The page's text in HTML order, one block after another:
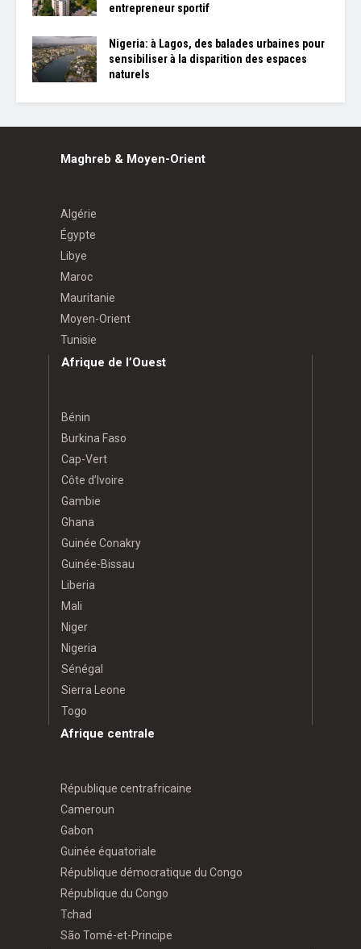
entrepreneur sportif
Nigeria: à Lagos, des balades urbaines pour
sensibiliser à la disparition des espaces
naturels
Maghreb & Moyen-Orient
Algérie
Égypte
Libye
Maroc
Mauritanie
Moyen-Orient
Tunisie
Afrique de l’Ouest
Bénin
Burkina Faso
Cap-Vert
Côte d’Ivoire
Gambie
Ghana
Guinée Conakry
Guinée-Bissau
Liberia
Mali
Niger
Nigeria
Sénégal
Sierra Leone
Togo
Afrique centrale
République centrafricaine
Cameroun
Gabon
Guinée équatoriale
République démocratique du Congo
République du Congo
Tchad
São Tomé-et-Principe